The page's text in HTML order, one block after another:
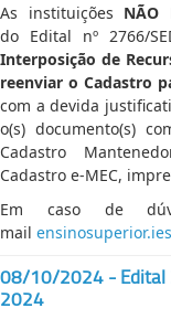
As instituições NÃO
do Edital nº 2766/
Interposição de
reenviar o Cadastro
com a devida
o(s) documento(s)
Cadastro
Cadastro e-MEC,
Em caso de
mail
08/10/2024 -
2024